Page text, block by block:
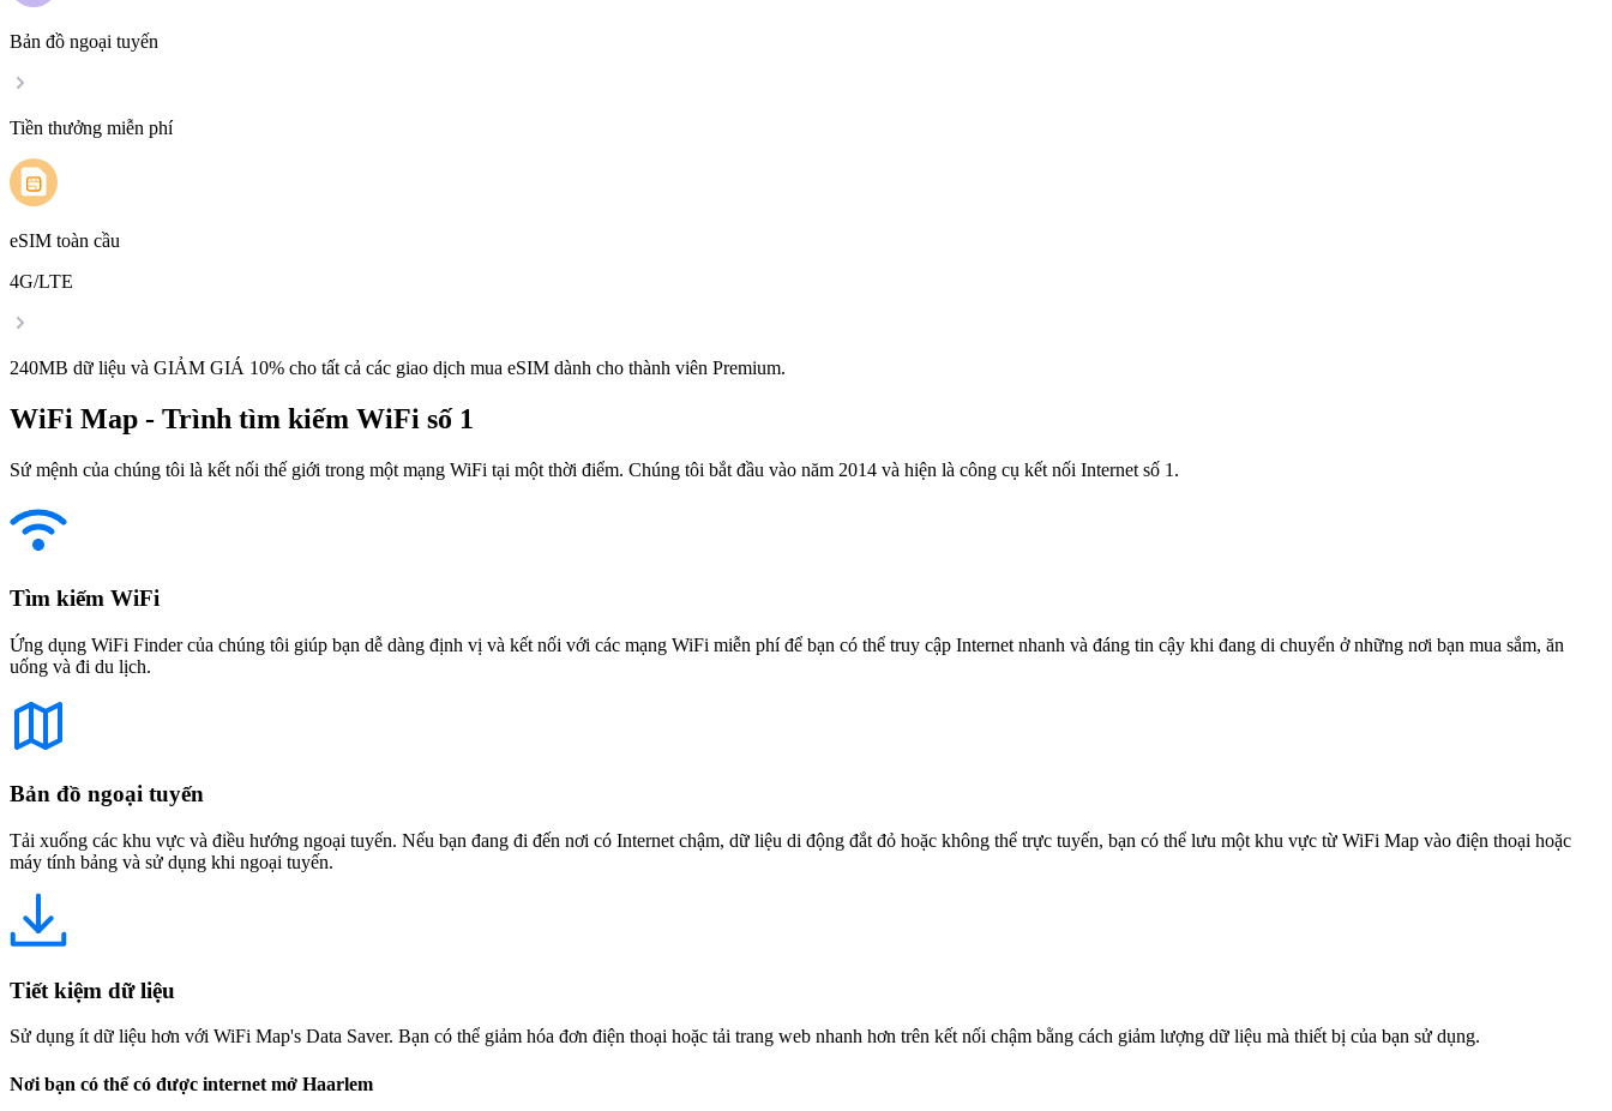
Bản đồ ngoại tuyến
Tiền thưởng miễn phí
eSIM toàn cầu
4G/LTE
240MB dữ liệu và GIẢM GIÁ 10% cho tất cả các giao dịch mua eSIM dành cho thành viên Premium.
WiFi Map - Trình tìm kiếm WiFi số 1
Sứ mệnh của chúng tôi là kết nối thế giới trong một mạng WiFi tại một thời điểm. Chúng tôi bắt đầu vào năm 2014 và hiện là công cụ kết nối Internet số 1.
Tìm kiếm WiFi
Ứng dụng WiFi Finder của chúng tôi giúp bạn dễ dàng định vị và kết nối với các mạng WiFi miễn phí để bạn có thể truy cập Internet nhanh và đáng tin cậy khi đang di chuyển ở những nơi bạn mua sắm, ăn
uống và đi du lịch.
Bản đồ ngoại tuyến
Tải xuống các khu vực và điều hướng ngoại tuyến. Nếu bạn đang đi đến nơi có Internet chậm, dữ liệu di động đắt đỏ hoặc không thể trực tuyến, bạn có thể lưu một khu vực từ WiFi Map vào điện thoại hoặc
máy tính bảng và sử dụng khi ngoại tuyến.
Tiết kiệm dữ liệu
Sử dụng ít dữ liệu hơn với WiFi Map's Data Saver. Bạn có thể giảm hóa đơn điện thoại hoặc tải trang web nhanh hơn trên kết nối chậm bằng cách giảm lượng dữ liệu mà thiết bị của bạn sử dụng.
Nơi bạn có thể có được internet mở Haarlem